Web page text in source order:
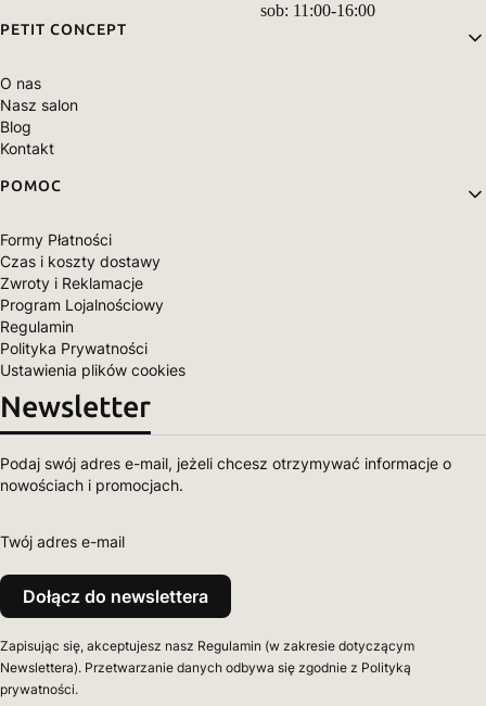
sob: 11:00-16:00
Linki w stopce
PETIT CONCEPT
O nas
Nasz salon
Blog
Kontakt
POMOC
Formy Płatności
Czas i koszty dostawy
Zwroty i Reklamacje
Program Lojalnościowy
Regulamin
Polityka Prywatności
Ustawienia plików cookies
Newsletter
Podaj swój adres e-mail, jeżeli chcesz otrzymywać informacje o
nowościach i promocjach.
Twój adres e-mail
Dołącz do newslettera
Zapisując się, akceptujesz nasz Regulamin (w zakresie dotyczącym
Newslettera). Przetwarzanie danych odbywa się zgodnie z Polityką
prywatności.